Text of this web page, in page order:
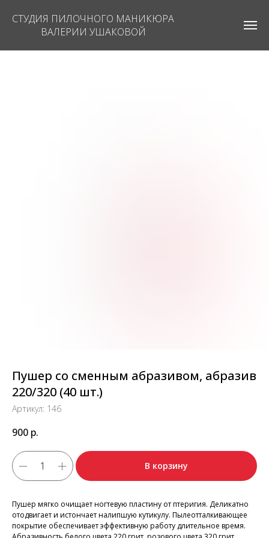
СТУДИЯ ПИЛОЧНОГО МАНИКЮРА
ВАЛЕРИИ УШАКОВОЙ
Пушер со сменным абразивом, абразив
220/320 (40 шт.)
Артикул: 146
900 р.
В корзину
Пушер мягко очищает ногтевую пластину от птеригия. Деликатно
отодвигает и истончает налипшую кутикулу. Пылеотталкивающее
покрытие обеспечивает эффективную работу длительное время.